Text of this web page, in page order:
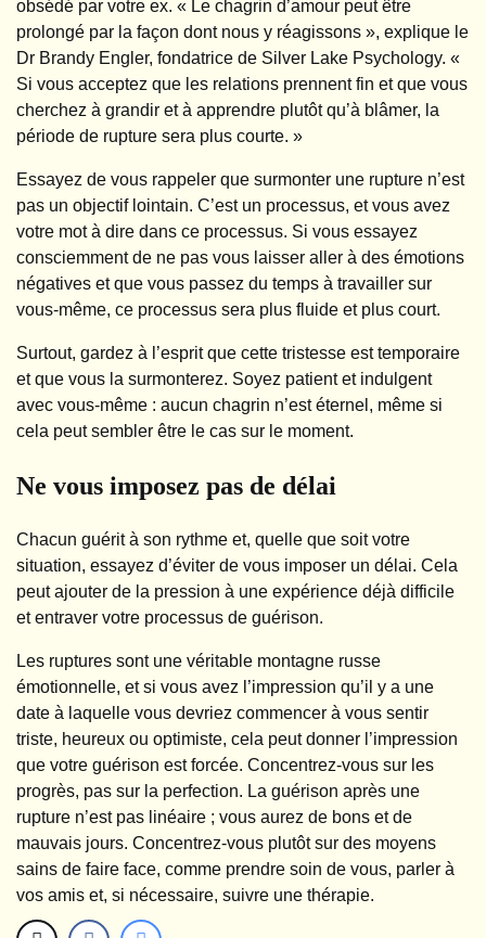
obsédé par votre ex. « Le chagrin d’amour peut être
prolongé par la façon dont nous y réagissons », explique le
Dr Brandy Engler, fondatrice de Silver Lake Psychology. «
Si vous acceptez que les relations prennent fin et que vous
cherchez à grandir et à apprendre plutôt qu’à blâmer, la
période de rupture sera plus courte. »
Essayez de vous rappeler que surmonter une rupture n’est
pas un objectif lointain. C’est un processus, et vous avez
votre mot à dire dans ce processus. Si vous essayez
consciemment de ne pas vous laisser aller à des émotions
négatives et que vous passez du temps à travailler sur
vous-même, ce processus sera plus fluide et plus court.
Surtout, gardez à l’esprit que cette tristesse est temporaire
et que vous la surmonterez. Soyez patient et indulgent
avec vous-même : aucun chagrin n’est éternel, même si
cela peut sembler être le cas sur le moment.
Ne vous imposez pas de délai
Chacun guérit à son rythme et, quelle que soit votre
situation, essayez d’éviter de vous imposer un délai. Cela
peut ajouter de la pression à une expérience déjà difficile
et entraver votre processus de guérison.
Les ruptures sont une véritable montagne russe
émotionnelle, et si vous avez l’impression qu’il y a une
date à laquelle vous devriez commencer à vous sentir
triste, heureux ou optimiste, cela peut donner l’impression
que votre guérison est forcée. Concentrez-vous sur les
progrès, pas sur la perfection. La guérison après une
rupture n’est pas linéaire ; vous aurez de bons et de
mauvais jours. Concentrez-vous plutôt sur des moyens
sains de faire face, comme prendre soin de vous, parler à
vos amis et, si nécessaire, suivre une thérapie.